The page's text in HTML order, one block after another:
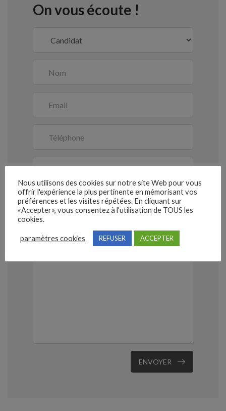
On vous écoute !
ENVOYER
Nous utilisons des cookies sur notre site Web pour vous
offrir l'expérience la plus pertinente en mémorisant vos
préférences et les visites répétées. En cliquant sur
«Accepter», vous consentez à l'utilisation de TOUS les
cookies.
paramètres cookies REFUSER ACCEPTER